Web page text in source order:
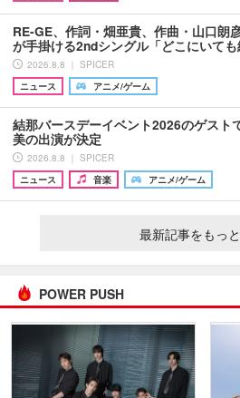
RE-GE、作詞・畑亜貴、作曲・山口朗
が手掛ける2ndシングル「どこにいて
2026.8.8 ｜ SPICER
ニュース
アニメ/ゲーム
結那バースデーイベント2026のゲスト
美の出演が決定
2026.8.8 ｜ SPICER
ニュース
音楽 アニメ/ゲーム
最新記事をもっ
POWER PUSH